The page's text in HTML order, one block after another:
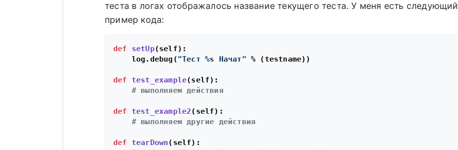
теста в логах отображалось название текущего теста. У меня есть следующий
пример кода:
def setUp(self):
    log.debug(
"Тест %s Начат" % (testname))
def test_example(self):
# выполняем действия
def test_example2( self):
# выполняем другие действия
def tearDown( self):